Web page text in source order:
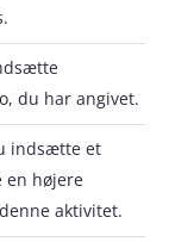
du har angivet.
indsætte et
en højere
aktivitet.